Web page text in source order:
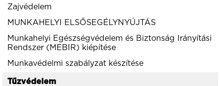
Zajvédelem
MUNKAHELYI ELSŐSEGÉLYNYÚJTÁS
Munkahelyi Egészségvédelem és Biztonság Irányítási
Rendszer (MEBIR) kiépítése
Munkavédelmi szabályzat készítése
Tűzvédelem